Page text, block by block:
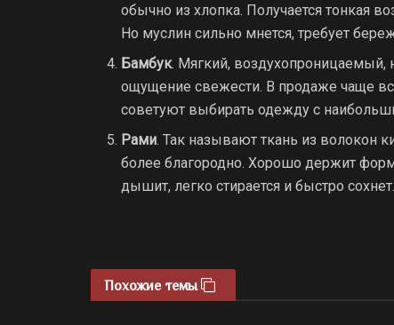
обычно из хлопка. Получается тонкая
Но муслин сильно мнется, требует
Бамбук. Мягкий, воздухопроницаемый,
ощущение свежести. В продаже чаще
советуют выбирать одежду с
Рами. Так называют ткань из волокон
более благородно. Хорошо держит
дышит, легко стирается и быстро сохнет.
Похожие темы